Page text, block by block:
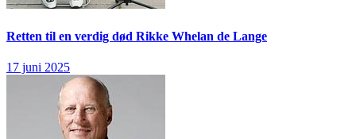
Retten til en verdig død Rikke Whelan de Lange
17 juni 2025